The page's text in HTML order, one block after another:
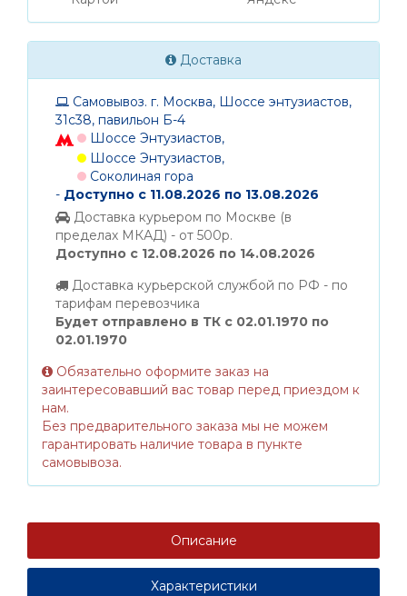
Доставка
Самовывоз. г. Москва, Шоссе энтузиастов,
31с38, павильон Б-4
Шоссе Энтузиастов,
Шоссе Энтузиастов,
Соколиная гора
- Доступно с 11.08.2026 по 13.08.2026
Доставка курьером по Москве (в
пределах МКАД) - от 500р.
Доступно с 12.08.2026 по 14.08.2026
Доставка курьерской службой по РФ - по
тарифам перевозчика
Будет отправлено в ТК с 02.01.1970 по
02.01.1970
Обязательно оформите заказ на
заинтересовавший вас товар перед приездом к
нам.
Без предварительного заказа мы не можем
гарантировать наличие товара в пункте
самовывоза.
Описание
Характеристики